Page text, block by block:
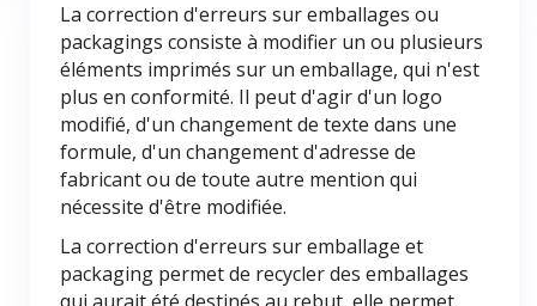
La correction d'erreurs sur emballages ou
packagings consiste à modifier un ou plusieurs
éléments imprimés sur un emballage, qui n'est
plus en conformité. Il peut d'agir d'un logo
modifié, d'un changement de texte dans une
formule, d'un changement d'adresse de
fabricant ou de toute autre mention qui
nécessite d'être modifiée.
La correction d'erreurs sur emballage et
packaging permet de recycler des emballages